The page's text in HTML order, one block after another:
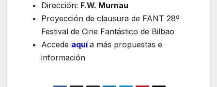
Dirección: F.W. Murnau
Proyección de clausura de FANT 28º
Festival de Cine Fantástico de Bilbao
Accede aquí a más propuestas e
información